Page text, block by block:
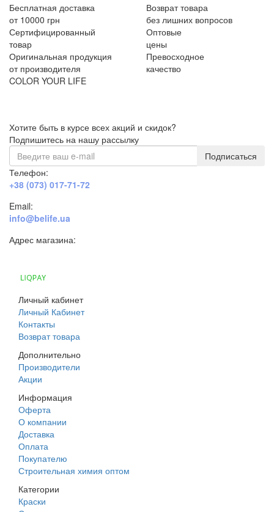
Бесплатная доставка
от 10000 грн
Возврат товара
без лишних вопросов
Сертифицированный
товар
Оптовые
цены
Оригинальная продукция
от производителя
Превосходное
качество
COLOR YOUR LIFE
Хотите быть в курсе всех акций и скидок?
Подпишитесь на нашу рассылку
Подписаться
Телефон:
+38 (073) 017-71-72
Email:
info@belife.ua
Адрес магазина:
Личный кабинет
Личный Кабинет
Контакты
Возврат товара
Дополнительно
Производители
Акции
Информация
Оферта
О компании
Доставка
Оплата
Покупателю
Строительная химия оптом
Категории
Краски